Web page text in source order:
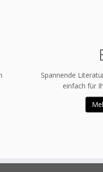
Spannende
einfach für